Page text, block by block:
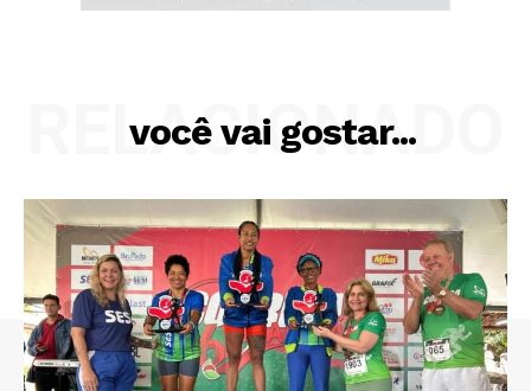
você vai gostar...
RELACIONADO